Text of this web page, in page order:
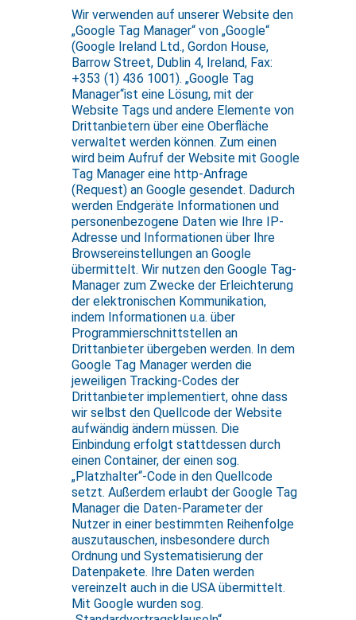
Wir verwenden auf unserer Website den
„Google Tag Manager“ von „Google“
(Google Ireland Ltd., Gordon House,
Barrow Street, Dublin 4, Ireland, Fax:
+353 (1) 436 1001). „Google Tag
Manager“ist eine Lösung, mit der
Website Tags und andere Elemente von
Drittanbietern über eine Oberfläche
verwaltet werden können. Zum einen
wird beim Aufruf der Website mit Google
Tag Manager eine http-Anfrage
(Request) an Google gesendet. Dadurch
werden Endgeräte Informationen und
personenbezogene Daten wie Ihre IP-
Adresse und Informationen über Ihre
Browsereinstellungen an Google
übermittelt. Wir nutzen den Google Tag-
Manager zum Zwecke der Erleichterung
der elektronischen Kommunikation,
indem Informationen u.a. über
Programmierschnittstellen an
Drittanbieter übergeben werden. In dem
Google Tag Manager werden die
jeweiligen Tracking-Codes der
Drittanbieter implementiert, ohne dass
wir selbst den Quellcode der Website
aufwändig ändern müssen. Die
Einbindung erfolgt stattdessen durch
einen Container, der einen sog.
„Platzhalter“-Code in den Quellcode
setzt. Außerdem erlaubt der Google Tag
Manager die Daten-Parameter der
Nutzer in einer bestimmten Reihenfolge
auszutauschen, insbesondere durch
Ordnung und Systematisierung der
Datenpakete. Ihre Daten werden
vereinzelt auch in die USA übermittelt.
Mit Google wurden sog.